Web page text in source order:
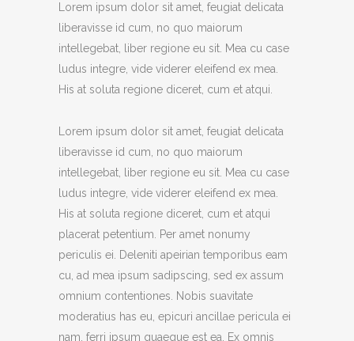
Lorem ipsum dolor sit amet, feugiat delicata
liberavisse id cum, no quo maiorum
intellegebat, liber regione eu sit. Mea cu case
ludus integre, vide viderer eleifend ex mea.
His at soluta regione diceret, cum et atqui.
Lorem ipsum dolor sit amet, feugiat delicata
liberavisse id cum, no quo maiorum
intellegebat, liber regione eu sit. Mea cu case
ludus integre, vide viderer eleifend ex mea.
His at soluta regione diceret, cum et atqui
placerat petentium. Per amet nonumy
periculis ei. Deleniti apeirian temporibus eam
cu, ad mea ipsum sadipscing, sed ex assum
omnium contentiones. Nobis suavitate
moderatius has eu, epicuri ancillae pericula ei
nam, ferri ipsum quaeque est ea. Ex omnis